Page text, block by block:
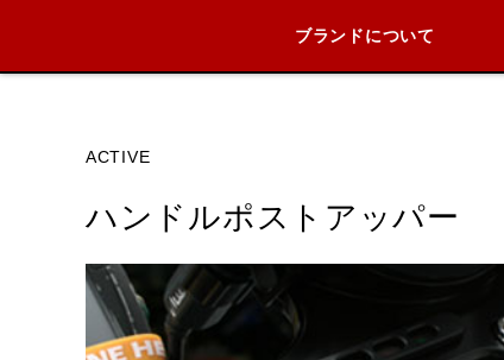
ブランドについて
HARLEY DAVIDSON
ACTIVE
ハンドルポストアッパー